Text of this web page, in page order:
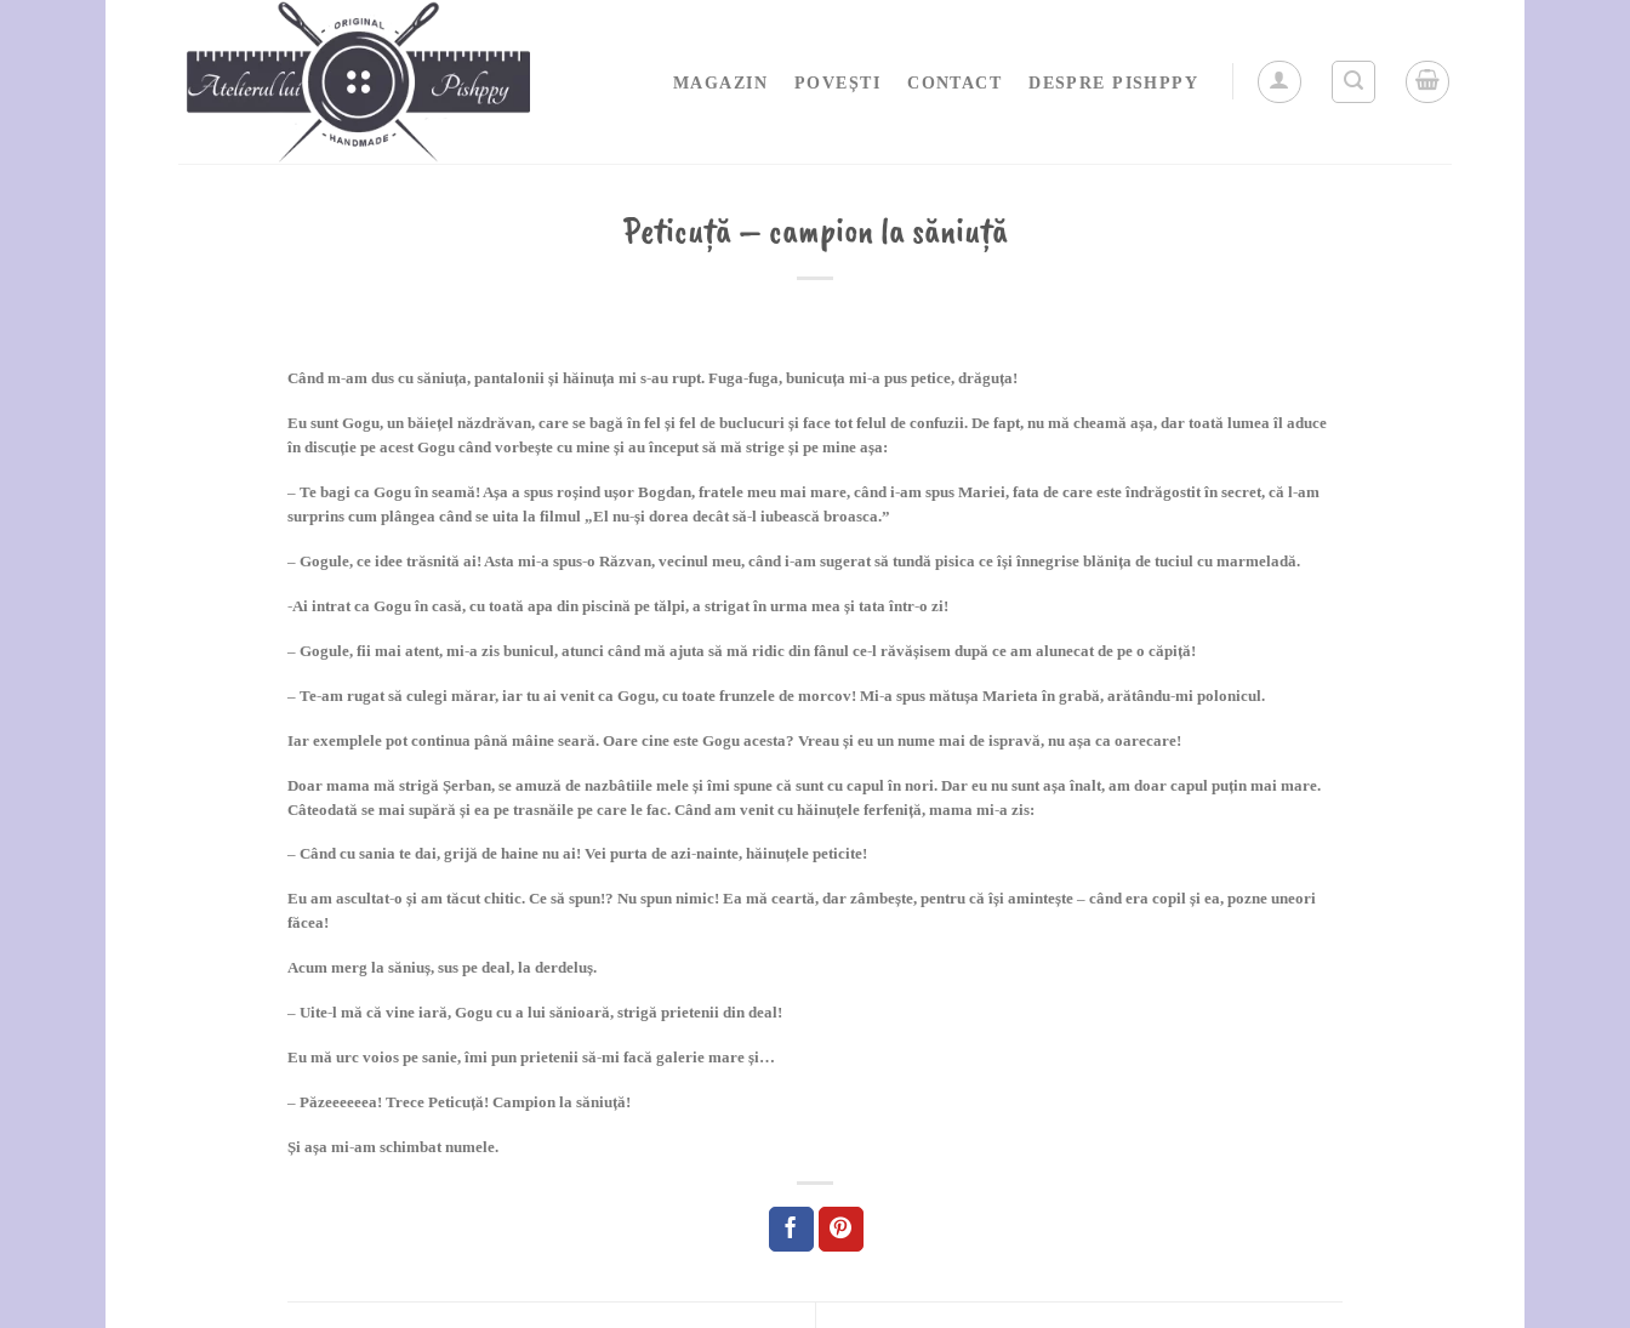
MAGAZIN POVEȘTI CONTACT DESPRE PISHPPY
Peticuță – campion la săniuță
Când m-am dus cu săniuța, pantalonii și hăinuța mi s-au rupt. Fuga-fuga, bunicuța mi-a pus petice, drăguța!
Eu sunt Gogu, un băiețel năzdrăvan, care se bagă în fel și fel de buclucuri și face tot felul de confuzii. De fapt, nu mă cheamă așa, dar toată lumea îl aduce
în discuție pe acest Gogu când vorbește cu mine și au început să mă strige și pe mine așa:
– Te bagi ca Gogu în seamă! Așa a spus roșind ușor Bogdan, fratele meu mai mare, când i-am spus Mariei, fata de care este îndrăgostit în secret, că l-am
surprins cum plângea când se uita la filmul „El nu-și dorea decât să-l iubească broasca.”
– Gogule, ce idee trăsnită ai! Asta mi-a spus-o Răzvan, vecinul meu, când i-am sugerat să tundă pisica ce își înnegrise blănița de tuciul cu marmeladă.
-Ai intrat ca Gogu în casă, cu toată apa din piscină pe tălpi, a strigat în urma mea și tata într-o zi!
– Gogule, fii mai atent, mi-a zis bunicul, atunci când mă ajuta să mă ridic din fânul ce-l răvășisem după ce am alunecat de pe o căpiță!
– Te-am rugat să culegi mărar, iar tu ai venit ca Gogu, cu toate frunzele de morcov! Mi-a spus mătușa Marieta în grabă, arătându-mi polonicul.
Iar exemplele pot continua până mâine seară. Oare cine este Gogu acesta? Vreau și eu un nume mai de ispravă, nu așa ca oarecare!
Doar mama mă strigă Șerban, se amuză de nazbâtiile mele și îmi spune că sunt cu capul în nori. Dar eu nu sunt așa înalt, am doar capul puțin mai mare.
Câteodată se mai supără și ea pe trasnăile pe care le fac. Când am venit cu hăinuțele ferfeniță, mama mi-a zis:
– Când cu sania te dai, grijă de haine nu ai! Vei purta de azi-nainte, hăinuțele peticite!
Eu am ascultat-o și am tăcut chitic. Ce să spun!? Nu spun nimic! Ea mă ceartă, dar zâmbește, pentru că își amintește – când era copil și ea, pozne uneori
făcea!
Acum merg la săniuș, sus pe deal, la derdeluș.
– Uite-l mă că vine iară, Gogu cu a lui sănioară, strigă prietenii din deal!
Eu mă urc voios pe sanie, îmi pun prietenii să-mi facă galerie mare și…
– Păzeeeeeea! Trece Peticuță! Campion la săniuță!
Și așa mi-am schimbat numele.